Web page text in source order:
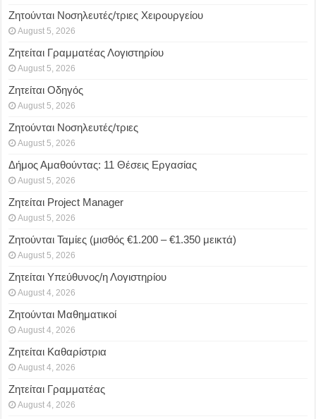
Ζητούνται Νοσηλευτές/τριες Χειρουργείου
August 5, 2026
Ζητείται Γραμματέας Λογιστηρίου
August 5, 2026
Ζητείται Οδηγός
August 5, 2026
Ζητούνται Νοσηλευτές/τριες
August 5, 2026
Δήμος Αμαθούντας: 11 Θέσεις Εργασίας
August 5, 2026
Ζητείται Project Manager
August 5, 2026
Ζητούνται Ταμίες (μισθός €1.200 – €1.350 μεικτά)
August 5, 2026
Ζητείται Υπεύθυνος/η Λογιστηρίου
August 4, 2026
Ζητούνται Μαθηματικοί
August 4, 2026
Ζητείται Καθαρίστρια
August 4, 2026
Ζητείται Γραμματέας
August 4, 2026